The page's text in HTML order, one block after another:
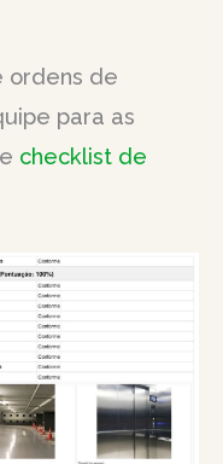
ordens de
para as
checklist de